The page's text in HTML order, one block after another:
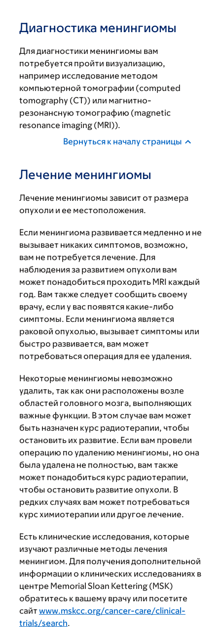
Диагностика менингиомы
Для диагностики менингиомы вам
потребуется пройти визуализацию,
например исследование методом
компьютерной томографии (computed
tomography (CT)) или магнитно-
резонансную томографию (magnetic
resonance imaging (MRI)).
Вернуться к началу страницы
Лечение менингиомы
Лечение менингиомы зависит от размера
опухоли и ее местоположения.
Если менингиома развивается медленно и не
вызывает никаких симптомов, возможно,
вам не потребуется лечение. Для
наблюдения за развитием опухоли вам
может понадобиться проходить MRI каждый
год. Вам также следует сообщить своему
врачу, если у вас появятся какие-либо
симптомы. Если менингиома является
раковой опухолью, вызывает симптомы или
быстро развивается, вам может
потребоваться операция для ее удаления.
Некоторые менингиомы невозможно
удалить, так как они расположены возле
областей головного мозга, выполняющих
важные функции. В этом случае вам может
быть назначен курс радиотерапии, чтобы
остановить их развитие. Если вам провели
операцию по удалению менингиомы, но она
была удалена не полностью, вам также
может понадобиться курс радиотерапии,
чтобы остановить развитие опухоли. В
редких случаях вам может потребоваться
курс химиотерапии или другое лечение.
Есть клинические исследования, которые
изучают различные методы лечения
менингиом. Для получения дополнительной
информации о клинических исследованиях в
центре Memorial Sloan Kettering (MSK)
обратитесь к вашему врачу или посетите
сайт www.mskcc.org/cancer-care/clinical-
trials/search.